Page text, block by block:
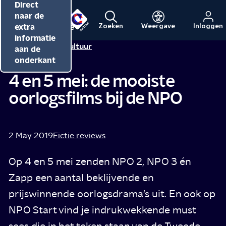
Direct
naar de
inhoud
Direct
naar de
hoofdnavigatie
Direct
naar de
extra
informatie
aan de
onderkant
Menu
Naar
de
beginpagina
NPO
NPO
Cultuur
Zoeken Weergave Inloggen
Redactie NPO Cultuur
4 en 5 mei: de mooiste
oorlogsfilms bij de NPO
2 May 2019Fictie reviews
Op 4 en 5 mei zenden NPO 2, NPO 3 én
Zapp een aantal beklijvende en
prijswinnende oorlogsdrama's uit. En ook op
NPO Start vind je indrukwekkende must